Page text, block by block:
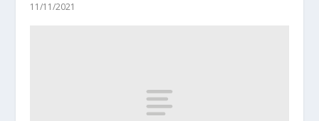
11/11/2021